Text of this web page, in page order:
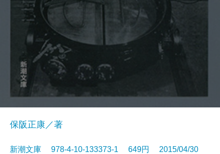
保阪正康／著
新潮文庫 978-4-10-133373-1 649円 2015/04/30